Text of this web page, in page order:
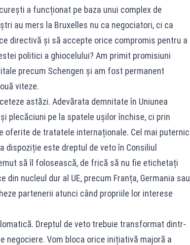
a funcționat pe baza unui complex de
au mers la Bruxelles nu ca negociatori, ci ca
directivă și să accepte orice compromis pentru a
politici a ghiocelului? Am primit promisiuni
precum Schengen și am fost permanent
viteze.
astăzi. Adevărata demnitate în Uniunea
plecăciuni pe la spatele ușilor închise, ci prin
de tratatele internaționale. Cel mai puternic
dispoziție este dreptul de veto în Consiliul
să îl folosească, de frică să nu fie etichetați
nucleul dur al UE, precum Franța, Germania sau
partenerii atunci când propriile lor interese
Dreptul de veto trebuie transformat dintr-
Vom bloca orice inițiativă majoră a